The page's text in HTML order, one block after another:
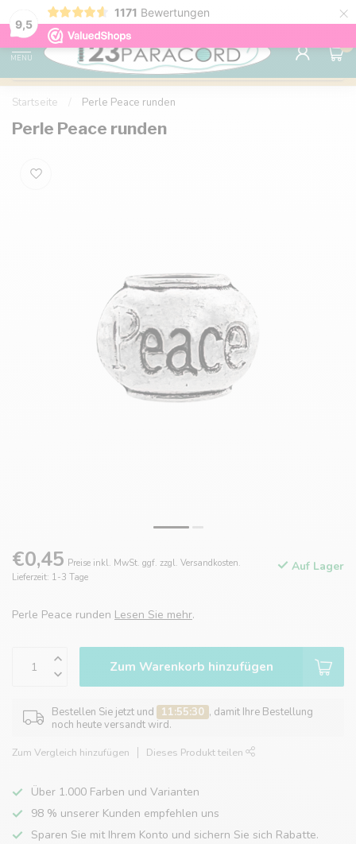
9,5
1171 Bewertungen ×
Kostenlose Lieferung nach Hause ab 150 €
MENU
0
Startseite Perle Peace runden
Perle Peace runden
€0,45 Preise inkl. MwSt. ggf. zzgl. Versandkosten.
Lieferzeit: 1-3 Tage
Auf Lager
Perle Peace runden Lesen Sie mehr.
Zum Warenkorb hinzufügen
Bestellen Sie jetzt und 11:55:30 , damit Ihre Bestellung
noch heute versandt wird.
Zum Vergleich hinzufügen Dieses Produkt teilen
Über 1.000 Farben und Varianten
98 % unserer Kunden empfehlen uns
Sparen Sie mit Ihrem Konto und sichern Sie sich Rabatte.